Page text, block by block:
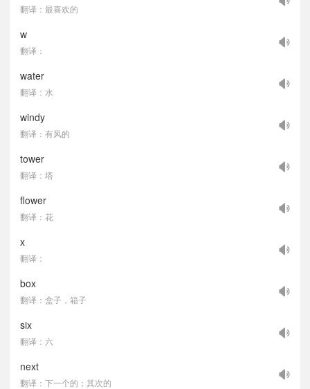
翻译：最喜欢的
w
翻译：
water
翻译：水
windy
翻译：有风的
tower
翻译：塔
flower
翻译：花
x
翻译：
box
翻译：盒子，箱子
six
翻译：六
next
翻译：下一个的；其次的